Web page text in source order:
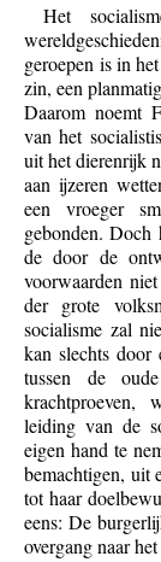
Het
geroepen is in
zin, een
Daarom noemt
van het
uit het dierenrijk
aan ijzeren
een vroeger
gebonden.
de door de
voorwaarden
der grote
socialisme zal
kan slechts door
tussen de
krachtproeven,
leiding van de
eigen hand te
bemachtigen, uit
tot haar
eens: De
overgang naar